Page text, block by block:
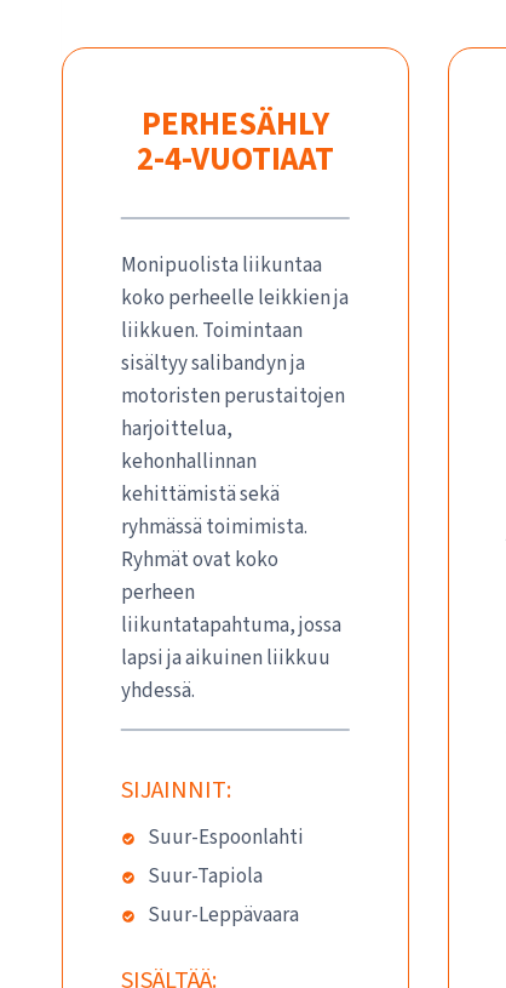
PERHESÄHLY
2-4-VUOTIAAT
Monipuolista liikuntaa
koko perheelle leikkien ja
liikkuen. Toimintaan
sisältyy salibandyn ja
motoristen perustaitojen
harjoittelua,
kehonhallinnan
kehittämistä sekä
ryhmässä toimimista.
Ryhmät ovat koko
perheen
liikuntatapahtuma, jossa
lapsi ja aikuinen liikkuu
yhdessä.
SIJAINNIT:
Suur-Espoonlahti
Suur-Tapiola
Suur-Leppävaara
SISÄLTÄÄ: